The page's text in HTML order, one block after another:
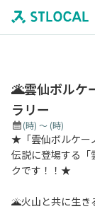
🌋雲仙ボルケ
ラリー
(時) ～ (時)
★「雲仙ボルケー
伝説に登場する「
クです！！★
🌋火山と共に生